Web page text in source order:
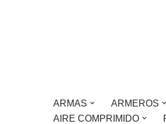
ARMAS ARMEROS
AIRE COMPRIMIDO